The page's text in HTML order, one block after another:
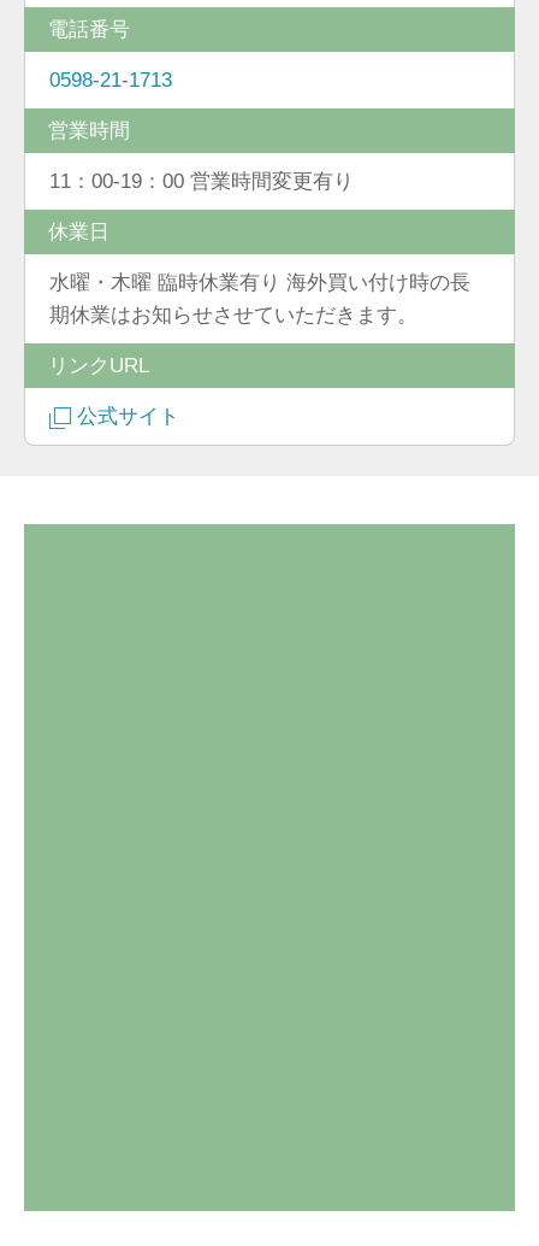
電話番号
0598-21-1713
営業時間
11：00-19：00 営業時間変更有り
休業日
水曜・木曜 臨時休業有り 海外買い付け時の長
期休業はお知らせさせていただきます。
リンクURL
公式サイト